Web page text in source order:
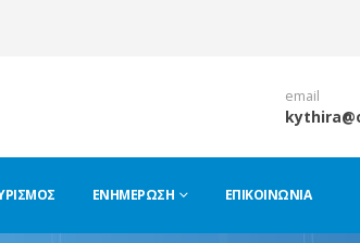
email
ΕΝΗΜΈΡΩΣΗ ΕΠΙΚΟΙΝΩΝΊΑ